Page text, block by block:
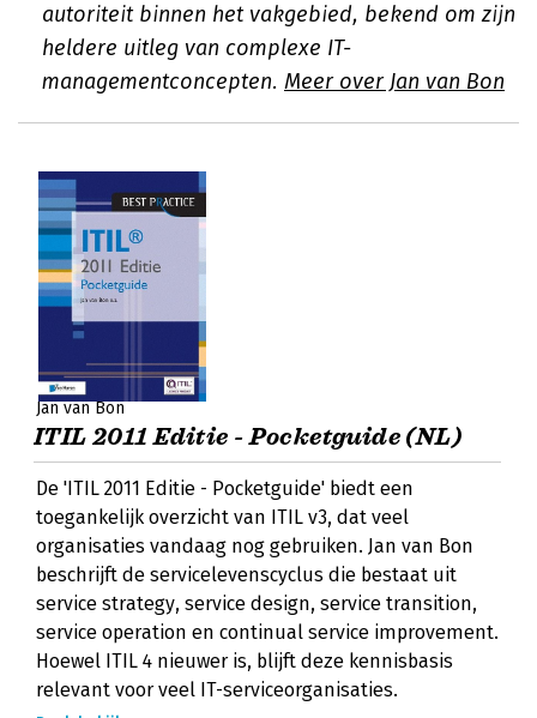
autoriteit binnen het vakgebied, bekend om zijn
heldere uitleg van complexe IT-
managementconcepten. Meer over Jan van Bon
Jan van Bon
ITIL 2011 Editie - Pocketguide (NL)
De 'ITIL 2011 Editie - Pocketguide' biedt een
toegankelijk overzicht van ITIL v3, dat veel
organisaties vandaag nog gebruiken. Jan van Bon
beschrijft de servicelevenscyclus die bestaat uit
service strategy, service design, service transition,
service operation en continual service improvement.
Hoewel ITIL 4 nieuwer is, blijft deze kennisbasis
relevant voor veel IT-serviceorganisaties.